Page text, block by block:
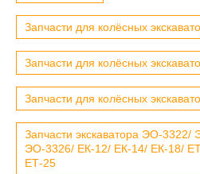
Запчасти для колёсных
Запчасти для колёсных
Запчасти для колёсных
Запчасти экскаватора ЭО-
ЭО-3326/ ЕК-12/ ЕК-14/ ЕК-18/
ЕТ-25